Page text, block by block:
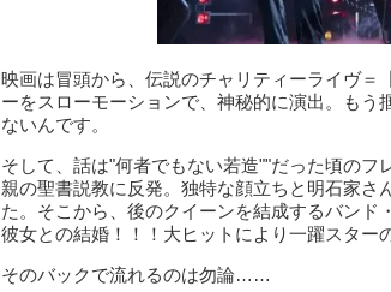
映画は冒頭から、伝説のチャリティーライヴ＝
ーをスローモーションで、神秘的に演出。も
ないんです。
そして、話は"何者でもない若造""だった頃の
親の聖書説教に反発。独特な顔立ちと明石家さ
た。そこから、後のクイーンを結成するバンド
彼女との結婚！！！大ヒットにより一躍スター
そのバックで流れるのは勿論……